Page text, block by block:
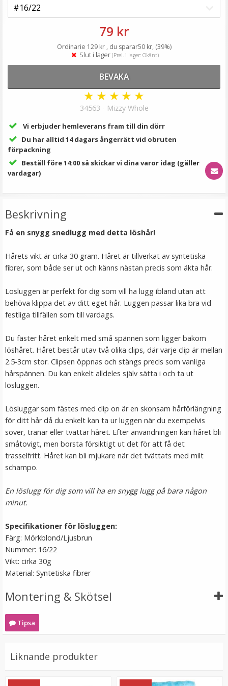
LÄGG I VARUKORG
Fiskbensfläta syntetiskt löshår 50cm
Hårscarf
★★ ★★★
79 kr
VÄLJ
79 kr
Ordinarie 129 kr , du sparar50 kr, (39%)
Slut i lager (Prel. i lager: Okänt)
BEVAKA
★ ★ ★ ★ ★
34563 - Mizzy Whole
Vi erbjuder hemleverans fram till din dörr
Du har alltid 14 dagars ångerrätt vid obruten
förpackning
Beställ före 14:00 så skickar vi dina varor idag (gäller
vardagar)
Beskrivning
Få en snygg snedlugg med detta löshår!
Hårets vikt är cirka 30 gram. Håret är tillverkat av syntetiska
fibrer, som både ser ut och känns nästan precis som äkta hår.
Lösluggen är perfekt för dig som vill ha lugg ibland utan att
behöva klippa det av ditt eget hår. Luggen passar lika bra vid
festliga tillfällen som till vardags.
Du fäster håret enkelt med små spännen som ligger bakom
löshåret. Håret består utav två olika clips, där varje clip är mellan
2.5-3cm stor. Clipsen öppnas och stängs precis som vanliga
hårspännen. Du kan enkelt alldeles själv sätta i och ta ut
lösluggen.
Lösluggar som fästes med clip on är en skonsam hårförlängning
för ditt hår då du enkelt kan ta ur luggen när du exempelvis
sover, tränar eller tvättar håret. Efter användningen kan håret bli
småtovigt, men borsta försiktigt ut det för att få det
trasselfritt. Håret kan bli mjukare när det tvättats med milt
schampo.
En löslugg för dig som vill ha en snygg lugg på bara någon
minut.
Specifikationer för lösluggen:
Färg: Mörkblond/Ljusbrun
Nummer: 16/22
Vikt: cirka 30g
Material: Syntetiska fibrer
Montering & Skötsel
Tipsa
Liknande produkter